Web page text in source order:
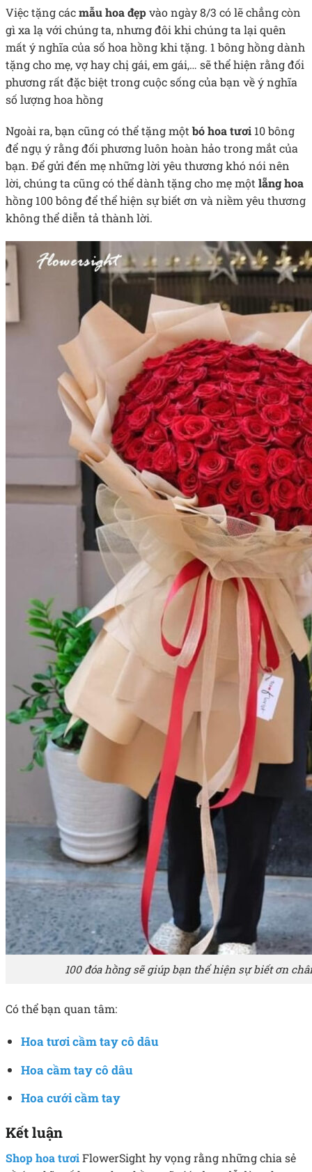
Việc tặng cácmẫu hoa đẹpvào ngày 8/3 có lẽ chẳng còn
gì xa lạ với chúng ta, nhưng đôi khi chúng ta lại quên
mất ý nghĩa của số hoa hồng khi tặng. 1 bông hồng dành
tặng cho mẹ, vợ hay chị gái, em gái,… sẽ thể hiện rằng đối
phương rất đặc biệt trong cuộc sống của bạn về ý nghĩa
số lượng hoa hồng
Ngoài ra, bạn cũng có thể tặng mộtbó hoa tươi 10 bông
để ngụ ý rằng đối phương luôn hoàn hảo trong mắt của
bạn. Để gửi đến mẹ những lời yêu thương khó nói nên
lời, chúng ta cũng có thể dành tặng cho mẹ mộtlẵng hoa
hồng 100 bông để thể hiện sự biết ơn và niềm yêu thương
không thể diễn tả thành lời.
100 đóa hồng sẽ giúp bạn thể hiện sự biết ơn
Có thể bạn quan tâm:
Hoa tươi cầm tay cô dâu
Hoa cầm tay cô dâu
Hoa cưới cầm tay
Kết luận
Shop hoa tươiFlowerSight hy vọng rằng những chia sẻ